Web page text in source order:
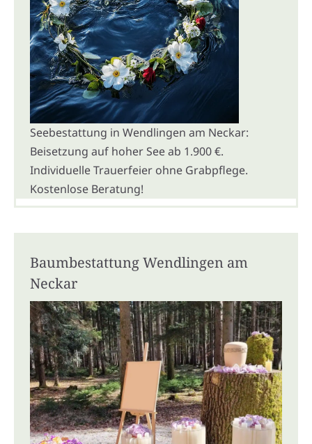
Seebestattung in Wendlingen am Neckar:
Beisetzung auf hoher See ab 1.900 €.
Individuelle Trauerfeier ohne Grabpflege.
Kostenlose Beratung!
Baumbestattung Wendlingen am
Neckar